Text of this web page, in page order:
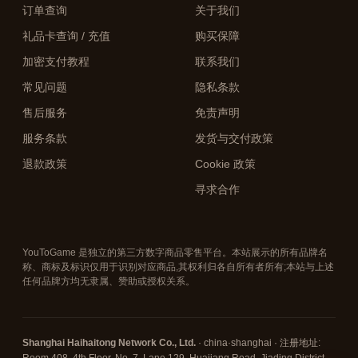
订单查询
礼品卡查询 / 充值
加密支付教程
常见问题
售后服务
服务条款
退款政策
关于我们
购买保障
联系我们
隐私条款
免责声明
发货与交付政策
Cookie 政策
寻求合作
YouToGame 是独立的第三方数字商品零售平台。本站展示的所有品牌名
称、商标及标识仅用于识别对应商品,其权利归各自所有者所有;本站与上述
任何品牌方均无隶属、赞助或授权关系。
Shanghai Haihaitong Network Co., Ltd. · china·shanghai · 注册地址: